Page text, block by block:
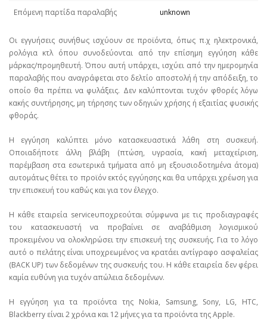
Επόμενη παρτίδα παραλαβής unknown
Οι εγγυήσεις συνήθως ισχύουν σε προϊόντα, όπως π.χ ηλεκτρονικά,
ρολόγια κτλ όπου συνοδεύονται από την επίσημη εγγύηση κάθε
μάρκας/προμηθευτή. Όπου αυτή υπάρχει, ισχύει από την ημερομηνία
παραλαβής που αναγράφεται στο δελτίο αποστολή ή την απόδειξη, το
οποίο θα πρέπει να φυλάξεις. Δεν καλύπτονται τυχόν φθορές λόγω
κακής συντήρησης, μη τήρησης των οδηγιών χρήσης ή εξαιτίας φυσικής
φθοράς.
Η εγγύηση καλύπτει μόνο κατασκευαστικά λάθη στη συσκευή.
Οποιαδήποτε άλλη βλάβη (πτώση, υγρασία, κακή μεταχείριση,
παρέμβαση στα εσωτερικά τμήματα από μη εξουσιοδοτημένα άτομα)
αυτομάτως θέτει το προϊόν εκτός εγγύησης και θα υπάρχει χρέωση για
την επισκευή του καθώς και για τον έλεγχο.
Η κάθε εταιρεία serviceυποχρεούται σύμφωνα με τις προδιαγραφές
του κατασκευαστή να προβαίνει σε αναβάθμιση λογισμικού
προκειμένου να ολοκληρώσει την επισκευή της συσκευής. Για το λόγο
αυτό ο πελάτης είναι υποχρεωμένος να κρατάει αντίγραφο ασφαλείας
(BACK UP) των δεδομένων της συσκευής του. Η κάθε εταιρεία δεν φέρει
καμία ευθύνη για τυχόν απώλεια δεδομένων.
Η εγγύηση για τα προϊόντα της Nokia, Samsung, Sony, LG, HTC,
Blackberry είναι 2 χρόνια και 12 μήνες για τα προϊόντα της Apple.